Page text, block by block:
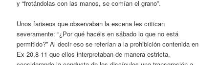
y “frotándolas con las manos, se comían el grano”.
Unos fariseos que observaban la escena les critican
severamente: “¿Por qué hacéis en sábado lo que no está
permitido?” Al decir eso se referían a la prohibición contenida en
Ex 20,8-11 que ellos interpretaban de manera estricta,